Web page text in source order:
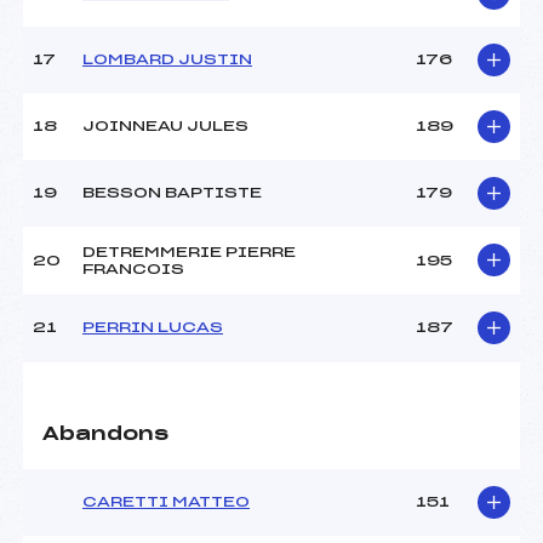
Température départ :
15
142.2000
U14
17 LOMBARD JUSTIN 176
18 JOINNEAU JULES 189
19 BESSON BAPTISTE 179
20
DETREMMERIE PIERRE
FRANCOIS
195
21 PERRIN LUCAS 187
Abandons
CARETTI MATTEO 151